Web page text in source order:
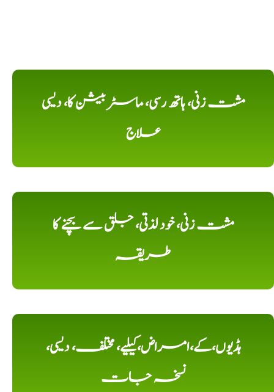
مشت زنی، ہاتھ رسی، ماسٹر بیشن کا، دیسی
علاج
مشت زنی، خود لذتی، جلق سے بچنے کا
طریقہ
ہڈیوں،کے،امراض،کیلیے، مختلف، دیسی،
نسخہ جات